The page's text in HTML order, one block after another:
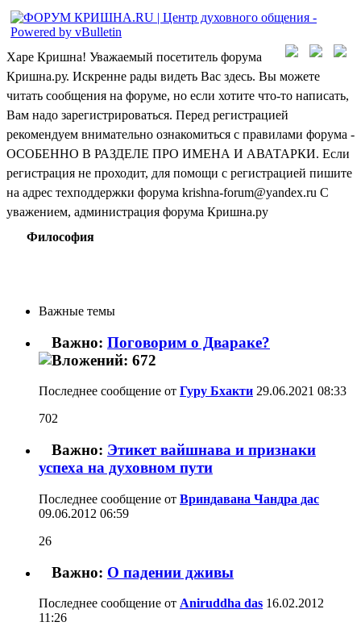
Харе Кришна! Уважаемый посетитель форума
Кришна.ру. Искренне рады видеть Вас здесь. Вы можете
читать сообщения на форуме, но если хотите что-то написать,
Вам надо зарегистрироваться. Перед регистрацией
рекомендуем внимательно ознакомиться с правилами форума -
ОСОБЕННО В РАЗДЕЛЕ ПРО ИМЕНА И АВАТАРКИ. Если
регистрация не проходит, для помощи с регистрацией пишите
на адрес техподдержки форума krishna-forum@yandex.ru С
уважением, администрация форума Кришна.ру
Философия
Важные темы
Важно: Поговорим о Двараке?
Последнее сообщение от Гуру Бхакти 29.06.2021 08:33
702
Важно: Этикет вайшнава и признаки
успеха на духовном пути
Последнее сообщение от Вриндавана Чандра дас
09.06.2012 06:59
26
Важно: О падении дживы
Последнее сообщение от Aniruddha das 16.02.2012
11:26